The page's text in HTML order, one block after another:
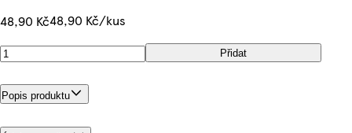
48,90 Kč48,90 Kč/kus
Přidat
Popis produktu